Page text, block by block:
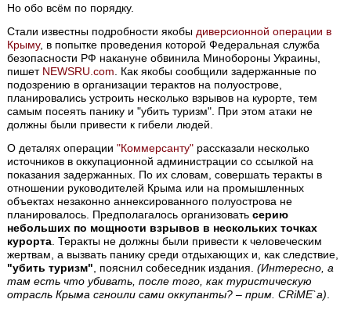
Но обо всём по порядку.
Стали известны подробности якобы диверсионной операции в
Крыму, в попытке проведения которой Федеральная служба
безопасности РФ накануне обвинила Минобороны Украины,
пишет NEWSRU.com . Как якобы сообщили задержанные по
подозрению в организации терактов на полуострове,
планировались устроить несколько взрывов на курорте, тем
самым посеять панику и "убить туризм". При этом атаки не
должны были привести к гибели людей.
О деталях операции"Коммерсанту" рассказали несколько
источников в оккупационной администрации со ссылкой на
показания задержанных. По их словам, совершать теракты в
отношении руководителей Крыма или на промышленных
объектах незаконно аннексированного полуострова не
планировалось. Предполагалось организоватьсерию
небольших по мощности взрывов в нескольких точках
курорта . Теракты не должны были привести к человеческим
жертвам, а вызвать панику среди отдыхающих и, как следствие,
"убить туризм" , пояснил собеседник издания.(Интересно, а
там есть что убивать, после того, как туристическую
отрасль Крыма сгноили сами оккупанты? – прим. CRiME`а)